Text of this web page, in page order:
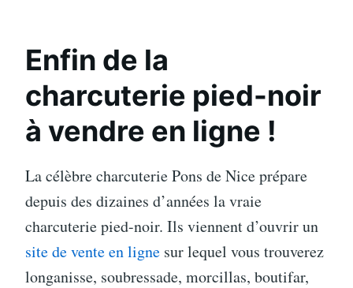
Enfin de la
charcuterie pied-noir
à vendre en ligne !
La célèbre charcuterie Pons de Nice prépare
depuis des dizaines d’années la vraie
charcuterie pied-noir. Ils viennent d’ouvrir un
site de vente en ligne sur lequel vous trouverez
longanisse, soubressade, morcillas, boutifar,